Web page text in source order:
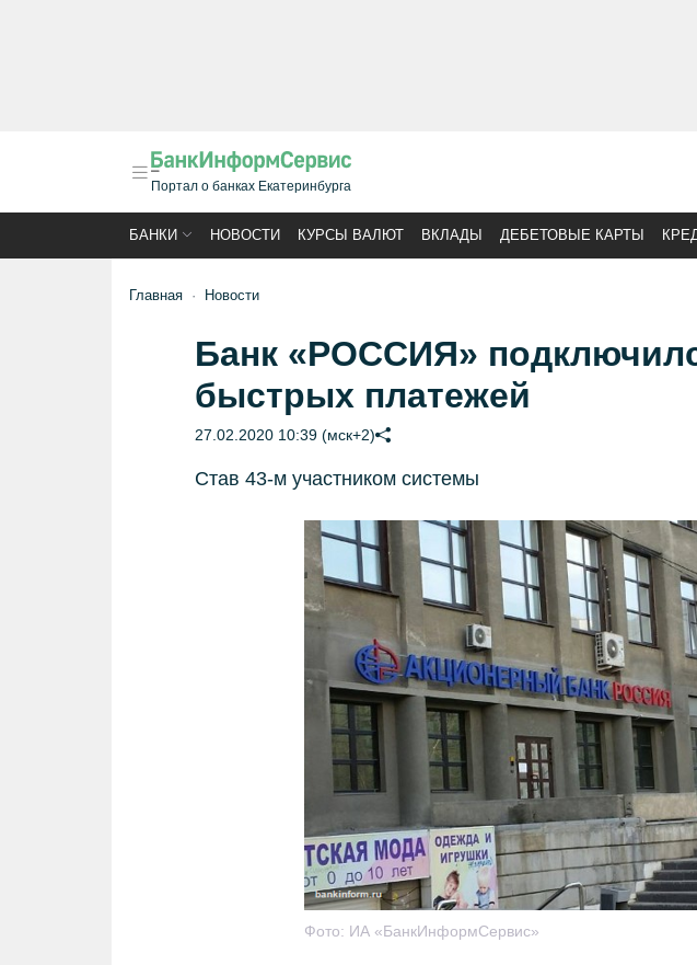
Портал о банках Екатеринбурга
БАНКИ НОВОСТИ КУРСЫ ВАЛЮТ ВКЛАДЫ ДЕБЕТОВЫЕ КАРТЫ
Главная Новости
Банк «РОССИЯ»
быстрых платежей
27.02.2020 10:39 (мск+2)
Став 43-м участником системы
Фото: ИА «БанкИнформСервис»